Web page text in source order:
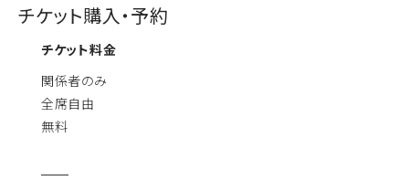
チケット購入・予約
チケット料金
関係者のみ
全席自由
無料